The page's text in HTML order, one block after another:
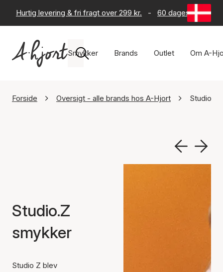
Hurtig levering & fri fragt over 299 kr. - 60 dages returret
Smykker Brands Outlet Om A-
Forside Oversigt - alle brands hos A-Hjort Studio.Z
Studio.Z
smykker
Studio Z blev